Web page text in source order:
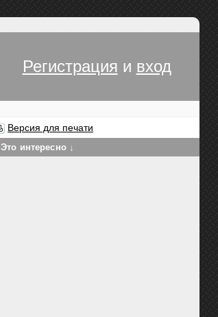
Регистрация и вход
Версия для печати
Это интересно ↓